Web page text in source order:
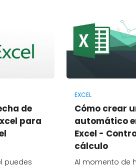
de
para
puedes
EXCEL
Cómo crear
automático
Excel -
cálculo
Al momento de